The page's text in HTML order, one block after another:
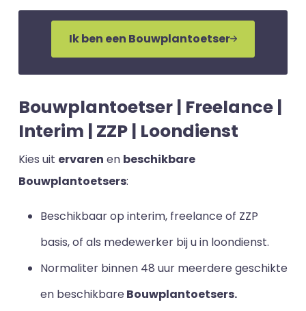
Ik ben een Bouwplantoetser
Bouwplantoetser | Freelance |
Interim | ZZP | Loondienst
Kies uit ervaren en beschikbare
Bouwplantoetsers:
Beschikbaar op interim, freelance of ZZP
basis, of als medewerker bij u in loondienst.
Normaliter binnen 48 uur meerdere geschikte
en beschikbareBouwplantoetsers.